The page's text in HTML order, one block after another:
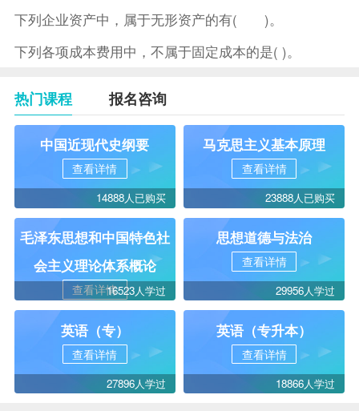
下列企业资产中，属于无形资产的有( )。
下列各项成本费用中，不属于固定成本的是( )。
热门课程 报名咨询
中国近现代史纲要
查看详情
14888人已购买
马克思主义基本原理
查看详情
23888人已购买
毛泽东思想和中国特色社
会主义理论体系概论
查看详情16523人学过
思想道德与法治
查看详情
29956人学过
英语（专）
查看详情
27896人学过
英语（专升本）
查看详情
18866人学过